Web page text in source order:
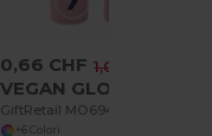
0,66 CHF 1,06 CHF
GiftRetail MO6943
+6 Colori